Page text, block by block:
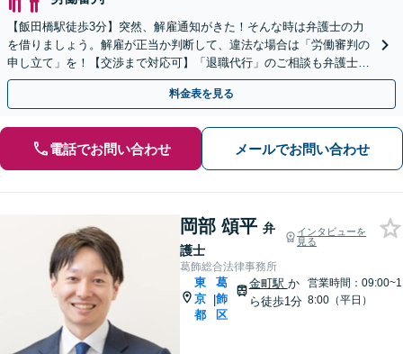
【飯田橋駅徒歩3分】突然、解雇通知がきた！そんな時は弁護士の力
を借りましょう。解雇が正当か判断して、違法な場合は「労働審判の
申し立て」を！【交渉まで対応可】「退職代行」のご相談も弁護士
へ！取締役辞任の手続きも対応可能です。
料金表を見る
電話でお問い合わせ メールでお問い合わせ
岡部 頌平 弁
護士
インタビューを
見る
葛飾総合法律事務所
東
京
都
|
葛
飾
区
金町駅 か
ら徒歩1分
営業時間：09:00~1
8:00（平日）